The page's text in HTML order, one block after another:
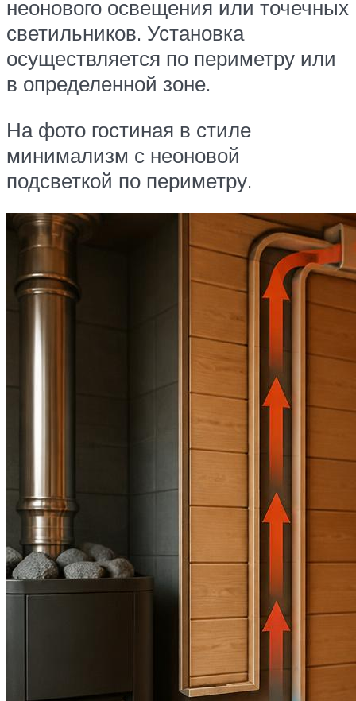
неонового освещения или точечных
светильников. Установка
осуществляется по периметру или
в определенной зоне.
На фото гостиная в стиле
минимализм с неоновой
подсветкой по периметру.